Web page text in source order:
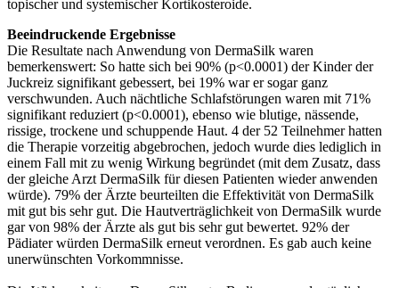
topischer und systemischer Kortikosteroide.
Beeindruckende Ergebnisse
Die Resultate nach Anwendung von DermaSilk waren
bemerkenswert: So hatte sich bei 90% (p<0.0001) der Kinder der
Juckreiz signifikant gebessert, bei 19% war er sogar ganz
verschwunden. Auch nächtliche Schlafstörungen waren mit 71%
signifikant reduziert (p<0.0001), ebenso wie blutige, nässende,
rissige, trockene und schuppende Haut. 4 der 52 Teilnehmer hatten
die Therapie vorzeitig abgebrochen, jedoch wurde dies lediglich in
einem Fall mit zu wenig Wirkung begründet (mit dem Zusatz, dass
der gleiche Arzt DermaSilk für diesen Patienten wieder anwenden
würde). 79% der Ärzte beurteilten die Effektivität von DermaSilk
mit gut bis sehr gut. Die Hautverträglichkeit von DermaSilk wurde
gar von 98% der Ärzte als gut bis sehr gut bewertet. 92% der
Pädiater würden DermaSilk erneut verordnen. Es gab auch keine
unerwünschten Vorkommnisse.